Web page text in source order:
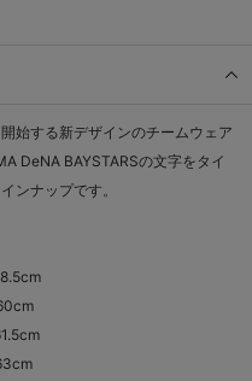
始する新デザインのチームウェア
DeNA BAYSTARSの文字をタイ
ンナップです。